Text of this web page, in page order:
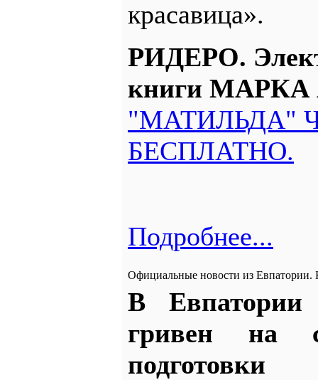
красавица».
РИДЕРО.
книги
"МАТИЛЬДА"
БЕСПЛАТНО.
Подробнее...
Официальные новости из
В Евпатории
гривен на